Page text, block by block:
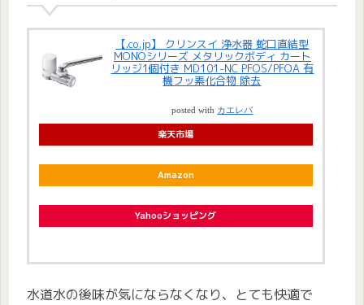
【.co.jp】 クリンスイ 浄水器 蛇口直結型
MONOシリーズ メタリックボディ カート
リッジ1個付き MD101-NC PFOS/PFOA 有
機フッ素化合物 除去
posted with カエレバ
楽天市場
Amazon
Yahooショッピング
水道水の後味が気にならなくなり、とても快適で